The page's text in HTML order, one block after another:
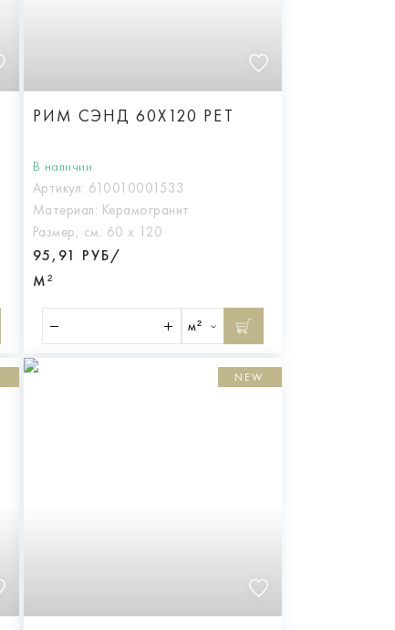
РИМ СЭНД 60X120 РЕТ
В наличии
Артикул: 610010001533
Материал: Керамогранит
Размер, см: 60 х 120
95,91 РУБ/
М²
м²
NEW